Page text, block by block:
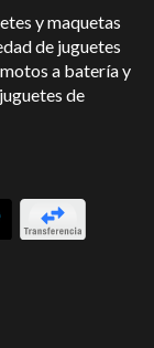
y maquetas
de juguetes
a batería y
de